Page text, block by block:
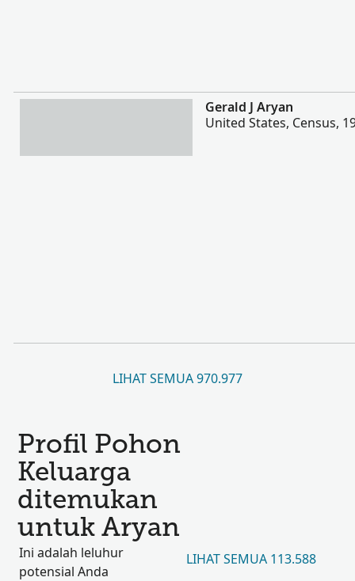
Lebih banyak
Gerald J Aryan
United States, Census,
LIHAT SEMUA 970.977
Profil Pohon
Keluarga
ditemukan
untuk Aryan
Ini adalah leluhur
potensial Anda
LIHAT SEMUA 113.588